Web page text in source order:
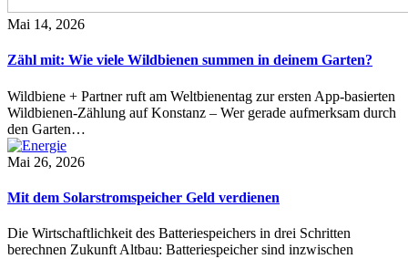
Mai 14, 2026
Zähl mit: Wie viele Wildbienen summen in deinem Garten?
Wildbiene + Partner ruft am Weltbienentag zur ersten App-basierten
Wildbienen-Zählung auf Konstanz – Wer gerade aufmerksam durch
den Garten…
Mai 26, 2026
Mit dem Solarstromspeicher Geld verdienen
Die Wirtschaftlichkeit des Batteriespeichers in drei Schritten
berechnen Zukunft Altbau: Batteriespeicher sind inzwischen